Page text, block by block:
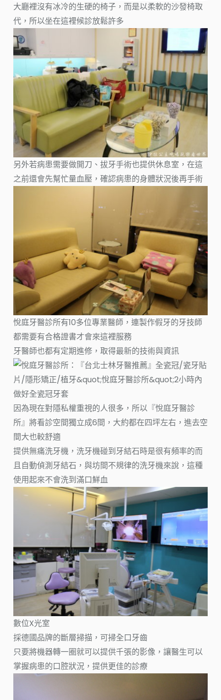
大廳裡沒有冰冷的生硬的椅子，而是以柔軟的沙發椅取
代，所以坐在這裡候診放鬆許多
另外若病患需要做開刀、拔牙手術也提供休息室，在這
之前還會先幫忙量血壓，確認病患的身體狀況後再手術
悅庭牙醫診所有10多位專業醫師，連製作假牙的牙技師
都需要有合格證書才會來這裡服務
牙醫師也都有定期進修，取得最新的技術與資訊
因為現在對隱私權重視的人很多，所以『悅庭牙醫診
所』將看診空間獨立成6間，大約都在四坪左右，進去空
間大也較舒適
提供無痛洗牙機，洗牙機碰到牙結石時是很有頻率的而
且自動偵測牙結石，與坊間不規律的洗牙機來說，這種
使用起來不會洗到滿口鮮血
數位X光室
採德國品牌的斷層掃描，可掃全口牙齒
只要將機器轉一圈就可以提供千張的影像，讓醫生可以
掌握病患的口腔狀況，提供更佳的診療